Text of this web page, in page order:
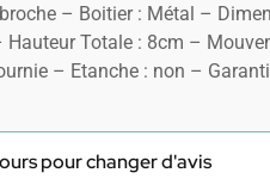
broche – Boitier : Métal –
Totale : 8cm –
– Etanche : non –
pour changer d'avis